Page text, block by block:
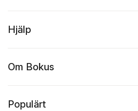
Hjälp
Om Bokus
Populärt